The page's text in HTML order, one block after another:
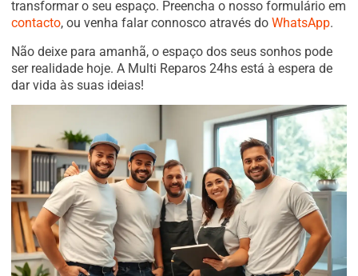
transformar o seu espaço. Preencha o nosso formulário em
contacto, ou venha falar connosco através do WhatsApp.
Não deixe para amanhã, o espaço dos seus sonhos pode
ser realidade hoje. A Multi Reparos 24hs está à espera de
dar vida às suas ideias!